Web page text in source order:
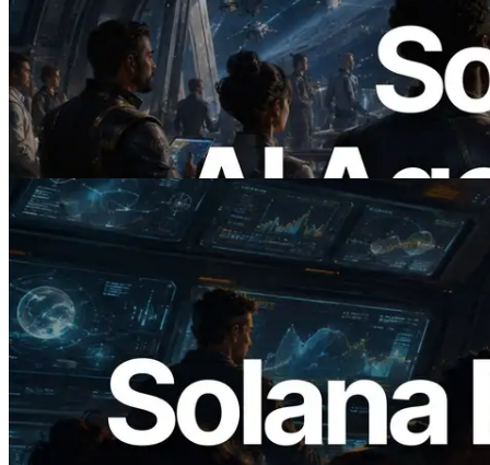
ERPC lanza Solana RPC compatible con
x402 — La era en la que los agentes de IA
pagan bajo demanda por las API que
necesitan
Leer este artículo
2026.05.24